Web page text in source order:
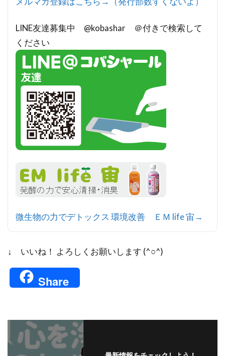
LINE友達募集中 @kobashar ＠付きで検索して
ください
微生物の力でデトックス 環境改善 ＥＭ life 宙→
↓ いいね！ よろしくお願いします (^○^)
Share